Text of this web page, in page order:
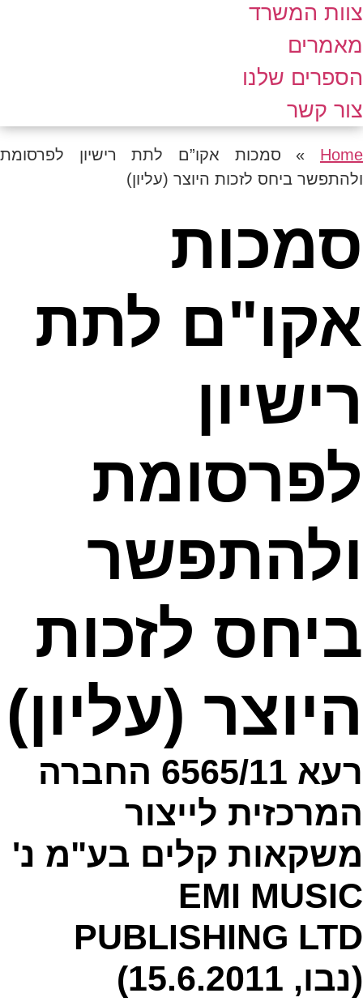
צוות המשרד
מאמרים
הספרים שלנו
צור קשר
Home
» סמכות אקו”ם לתת רישיון לפרסומת
ולהתפשר ביחס לזכות היוצר (עליון)
סמכות
אקו"ם לתת
רישיון
לפרסומת
ולהתפשר
ביחס לזכות
היוצר (עליון)
רעא 6565/11 החברה
המרכזית לייצור
משקאות קלים בע"מ נ'
EMI MUSIC
PUBLISHING LTD
(נבו, 15.6.2011)